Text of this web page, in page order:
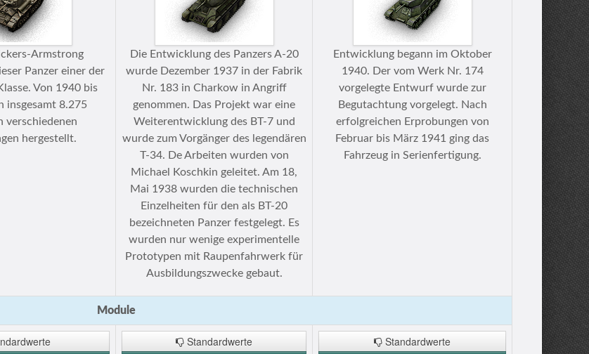
Armstrong
Panzer einer der
Von 1940 bis
insgesamt 8.275
verschiedenen
hergestellt.
Die Entwicklung des Panzers A-20
wurde Dezember 1937 in der Fabrik
Nr. 183 in Charkow in Angriff
genommen. Das Projekt war eine
Weiterentwicklung des BT-7 und
wurde zum Vorgänger des legendären
T-34. De Arbeiten wurden von
Michael Koschkin geleitet. Am 18,
Mai 1938 wurden die technischen
Einzelheiten für den als BT-20
bezeichneten Panzer festgelegt. Es
wurden nur wenige experimentelle
Prototypen mit Raupenfahrwerk für
Ausbildungszwecke gebaut.
Entwicklung begann im Oktober
1940. Der vom Werk Nr. 174
vorgelegte Entwurf wurde zur
Begutachtung vorgelegt. Nach
erfolgreichen Erprobungen von
Februar bis März 1941 ging das
Fahrzeug in Serienfertigung.
Module
Standardwerte
Standardwerte